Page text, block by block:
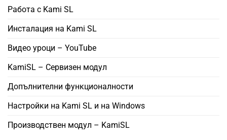
Работа с Kami SL
Инсталация на Kami SL
Видео уроци – YouTube
KamiSL – Сервизен модул
Допълнителни функционалности
Настройки на Kami SL и на Windows
Производствен модул – KamiSL